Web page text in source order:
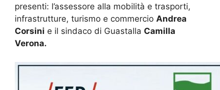
presenti: l’assessore alla mobilità e trasporti,
infrastrutture, turismo e commercio Andrea
Corsini e il sindaco di Guastalla Camilla
Verona.